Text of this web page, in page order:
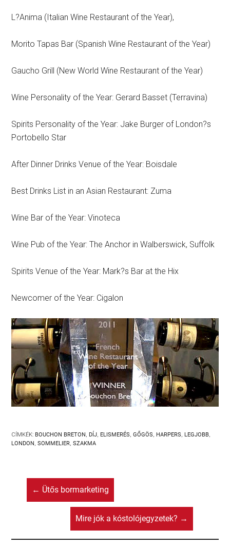
L?Anima (Italian Wine Restaurant of the Year),
Morito Tapas Bar (Spanish Wine Restaurant of the Year)
Gaucho Grill (New World Wine Restaurant of the Year)
Wine Personality of the Year: Gerard Basset (Terravina)
Spirits Personality of the Year: Jake Burger of London?s
Portobello Star
After Dinner Drinks Venue of the Year: Boisdale
Best Drinks List in an Asian Restaurant: Zuma
Wine Bar of the Year: Vinoteca
Wine Pub of the Year: The Anchor in Walberswick, Suffolk
Spirits Venue of the Year: Mark?s Bar at the Hix
Newcomer of the Year: Cigalon
CÍMKÉK: BOUCHON BRETON, DÍJ, ELISMERÉS,GŐGÖS, HARPERS, LEGJOBB,
LONDON,SOMMELIER,SZAKMA
← Ütős bormarketing
Mire jók a kóstolójegyzetek? →